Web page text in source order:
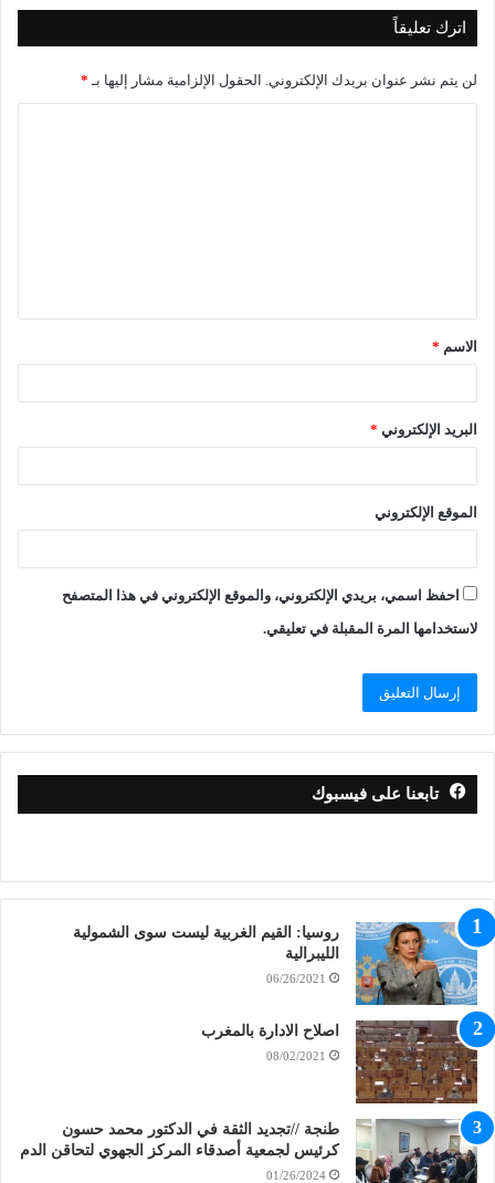
اترك تعليقاً
لن يتم نشر عنوان بريدك الإلكتروني. الحقول الإلزامية مشار إليها بـ *
الاسم *
البريد الإلكتروني *
الموقع الإلكتروني
احفظ اسمي، بريدي الإلكتروني، والموقع الإلكتروني في هذا المتصفح
لاستخدامها المرة المقبلة في تعليقي.
تابعنا على فيسبوك
روسيا: القيم الغربية ليست سوى الشمولية
الليبرالية
06/26/2021
اصلاح الادارة بالمغرب
08/02/2021
طنجة //تجديد الثقة في الدكتور محمد حسون
كرئيس لجمعية أصدقاء المركز الجهوي لتحاقن الدم
01/26/2024